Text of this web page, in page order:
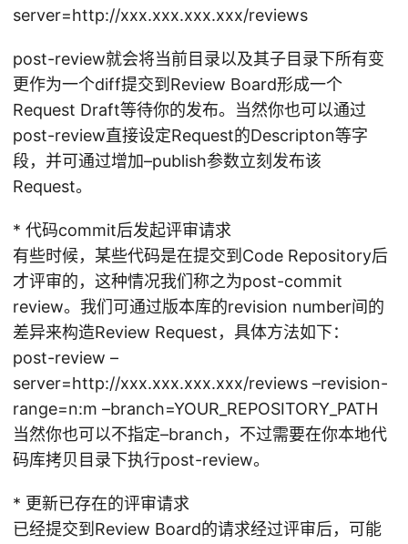
server=http://xxx.xxx.xxx.xxx/reviews
post-review就会将当前目录以及其子目录下所有变
更作为一个diff提交到Review Board形成一个
Request Draft等待你的发布。当然你也可以通过
post-review直接设定Request的Descripton等字
段，并可通过增加–publish参数立刻发布该
Request。
* 代码commit后发起评审请求
有些时候，某些代码是在提交到Code Repository后
才评审的，这种情况我们称之为post-commit
review。我们可通过版本库的revision number间的
差异来构造Review Request，具体方法如下：
post-review –
server=http://xxx.xxx.xxx.xxx/reviews –revision-
range=n:m –branch=YOUR_REPOSITORY_PATH
当然你也可以不指定–branch，不过需要在你本地代
码库拷贝目录下执行post-review。
* 更新已存在的评审请求
已经提交到Review Board的请求经过评审后，可能